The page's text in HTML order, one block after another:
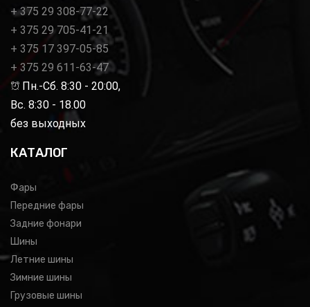
+ 375 29 308-77-22
+ 375 29 705-41-21
+ 375 17 397-05-85
+ 375 29 611-63-47
Пн.-Сб. 8:30 - 20:00,
Вс. 8:30 - 18.00
без выходных
КАТАЛОГ
Фары
Передние фары
Задние фонари
Шины
Летние шины
Зимние шины
Грузовые шины